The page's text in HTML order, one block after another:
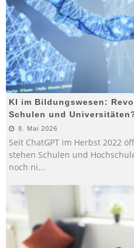
KI im Bildungswesen:
Schulen und
8. Mai 2026
Seit ChatGPT im Herbst 2022
stehen Schulen und
noch ni...